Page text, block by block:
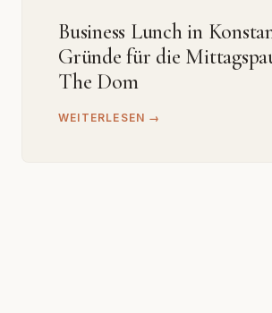
Business Lunch in
Gründe für die
The Dom
WEITERLESEN →